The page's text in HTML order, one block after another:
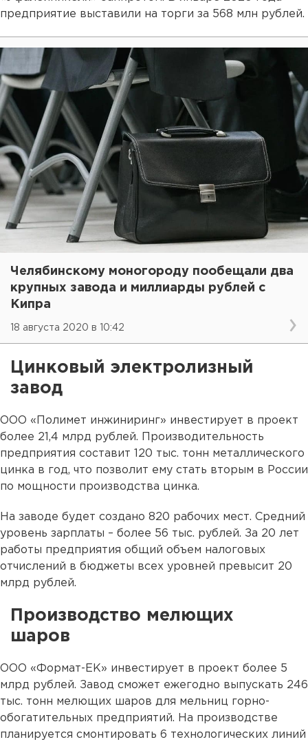
предприятие выставили на торги за 568 млн рублей.
Челябинскому моногороду пообещали два
крупных завода и миллиарды рублей с
Кипра
18 августа 2020 в 10:42
Цинковый электролизный
завод
ООО «Полимет инжиниринг» инвестирует в проект
более 21,4 млрд рублей. Производительность
предприятия составит 120 тыс. тонн металлического
цинка в год, что позволит ему стать вторым в России
по мощности производства цинка.
На заводе будет создано 820 рабочих мест. Средний
уровень зарплаты – более 56 тыс. рублей. За 20 лет
работы предприятия общий объем налоговых
отчислений в бюджеты всех уровней превысит 20
млрд рублей.
Производство мелющих
шаров
ООО «Формат-ЕК» инвестирует в проект более 5
млрд рублей. Завод сможет ежегодно выпускать 246
тыс. тонн мелющих шаров для мельниц горно-
обогатительных предприятий. На производстве
планируется смонтировать 6 технологических линий